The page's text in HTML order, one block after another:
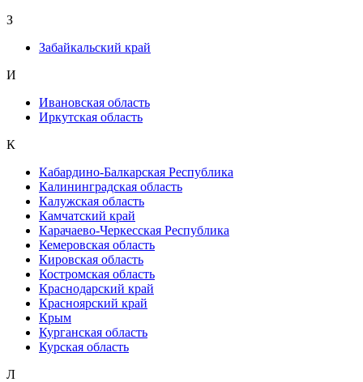
З
Забайкальский край
И
Ивановская область
Иркутская область
К
Кабардино-Балкарская Республика
Калининградская область
Калужская область
Камчатский край
Карачаево-Черкесская Республика
Кемеровская область
Кировская область
Костромская область
Краснодарский край
Красноярский край
Крым
Курганская область
Курская область
Л